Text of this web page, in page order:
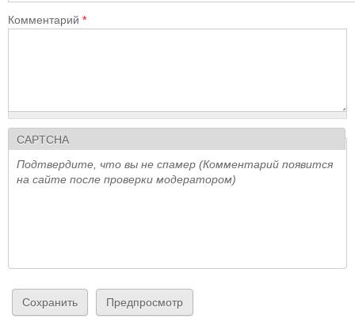
Комментарий *
CAPTCHA
Подтвердите, что вы не спамер (Комментарий появится
на сайте после проверки модератором)